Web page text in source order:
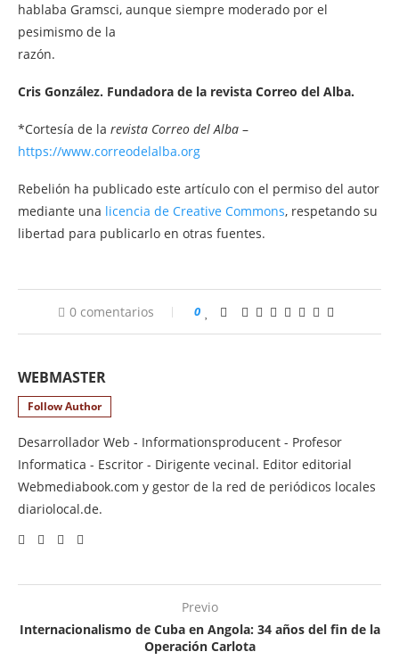
hablaba Gramsci, aunque siempre moderado por el
pesimismo de la
razón.
Cris González. Fundadora de la revista Correo del Alba.
*Cortesía de la revista Correo del Alba –
https://www.correodelalba.org
Rebelión ha publicado este artículo con el permiso del autor
mediante una licencia de Creative Commons, respetando su
libertad para publicarlo en otras fuentes.
0 comentarios 0
WEBMASTER
Follow Author
Desarrollador Web - Informationsproducent - Profesor
Informatica - Escritor - Dirigente vecinal. Editor editorial
Webmediabook.com y gestor de la red de periódicos locales
diariolocal.de.
Previo
Internacionalismo de Cuba en Angola: 34 años del fin de la
Operación Carlota